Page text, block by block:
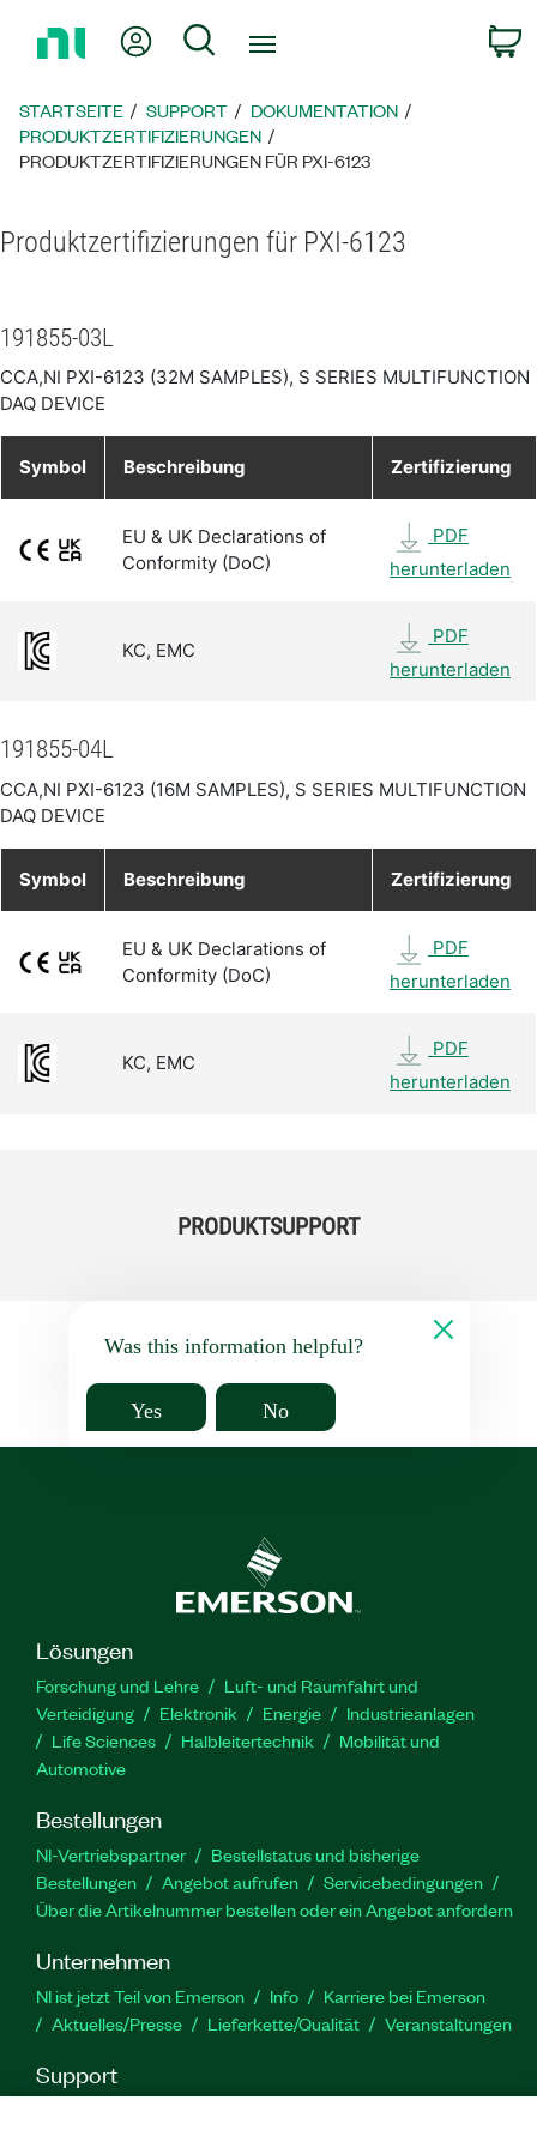
zur
Mein KontoSuche
STARTSEITE SUPPORT
DOKUMENTATION
PRODUKTZERTIFIZIERUNGEN
PRODUKTZERTIFIZIERUNGEN FÜR PXI-6123
Produktzertifizierungen für PXI-6123
191855-03L
CCA,NI PXI-6123 (32M SAMPLES), S SERIES MULTIFUNCTION
DAQ DEVICE
Symbol Beschreibung Zertifizierung
EU & UK Declarations of
Conformity (DoC)
PDF
herunterladen
KC, EMC
PDF
herunterladen
191855-04L
CCA,NI PXI-6123 (16M SAMPLES), S SERIES MULTIFUNCTION
DAQ DEVICE
Symbol Beschreibung Zertifizierung
EU & UK Declarations of
Conformity (DoC)
PDF
herunterladen
KC, EMC
PDF
herunterladen
PRODUKTSUPPORT
Was this information helpful?
Yes No
Lösungen
Forschung und Lehre
Luft- und Raumfahrt und
Verteidigung
Elektronik Energie
Industrieanlagen
Life Sciences
Halbleitertechnik
Mobilität und
Automotive
Bestellungen
NI-Vertriebspartner
Bestellstatus und bisherige
Bestellungen
Angebot aufrufen
Servicebedingungen
Über die Artikelnummer bestellen oder ein Angebot anfordern
Unternehmen
NI ist jetzt Teil von Emerson Info
Karriere bei Emerson
Aktuelles/Presse
Lieferkette/Qualität Veranstaltungen
Support